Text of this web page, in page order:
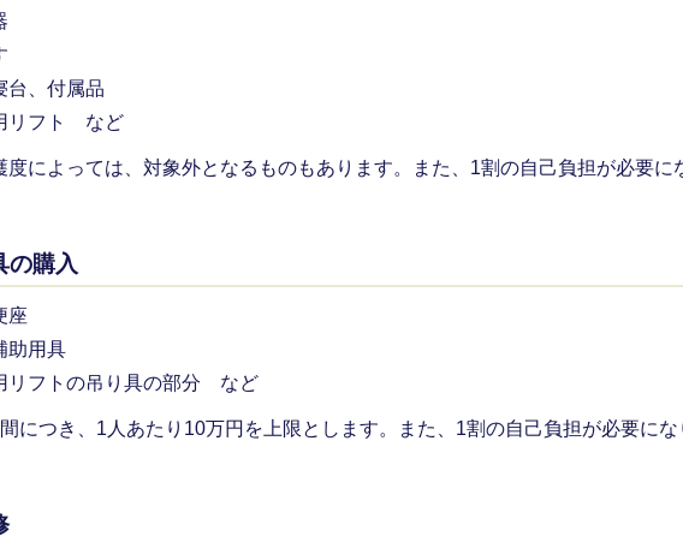
台、付属品
リフト など
度によっては、対象外となるものもあります。また、1割の自己負担が必要に
の購入
座
助用具
リフトの吊り具の部分 など
につき、1人あたり10万円を上限とします。また、1割の自己負担が必要にな